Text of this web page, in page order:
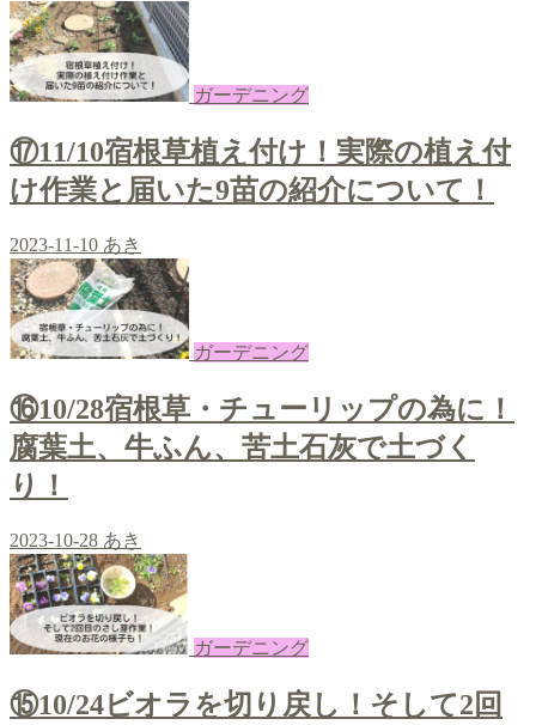
ガーデニング
⑰11/10宿根草植え付け！実際の植え付
け作業と届いた9苗の紹介について！
2023-11-10 あき
ガーデニング
⑯10/28宿根草・チューリップの為に！
腐葉土、牛ふん、苦土石灰で土づく
り！
2023-10-28 あき
ガーデニング
⑮10/24ビオラを切り戻し！そして2回